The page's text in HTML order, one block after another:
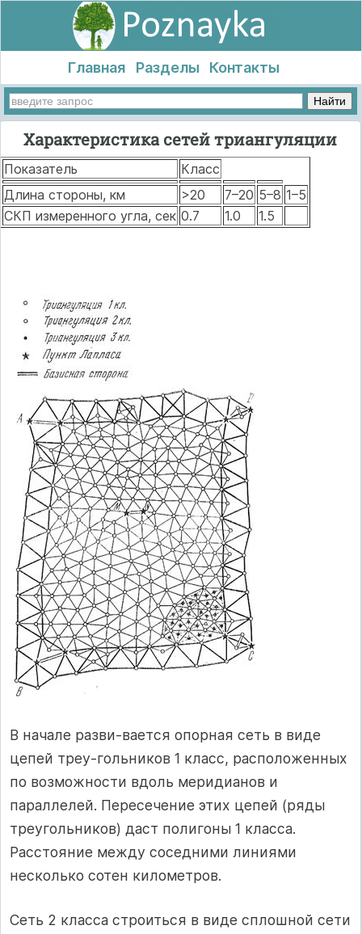
Главная Разделы Контакты
Характеристика сетей триангуляции
Показатель
Класс
Длина стороны, км
>20 7–20 5–8 1–5
СКП измеренного угла, сек 0.7 1.0 1.5
В начале разви-вается опорная сеть в виде
цепей треу-гольников 1 класс, расположенных
по возможности вдоль меридианов и
параллелей. Пересечение этих цепей (ряды
треугольников) даст полигоны 1 класса.
Расстояние между соседними линиями
несколько сотен километров.
Сеть 2 класса строиться в виде сплошной сети